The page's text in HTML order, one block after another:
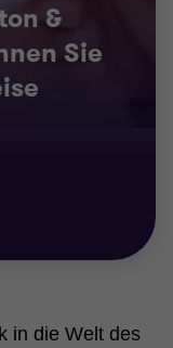
&
Sie
in die Welt des